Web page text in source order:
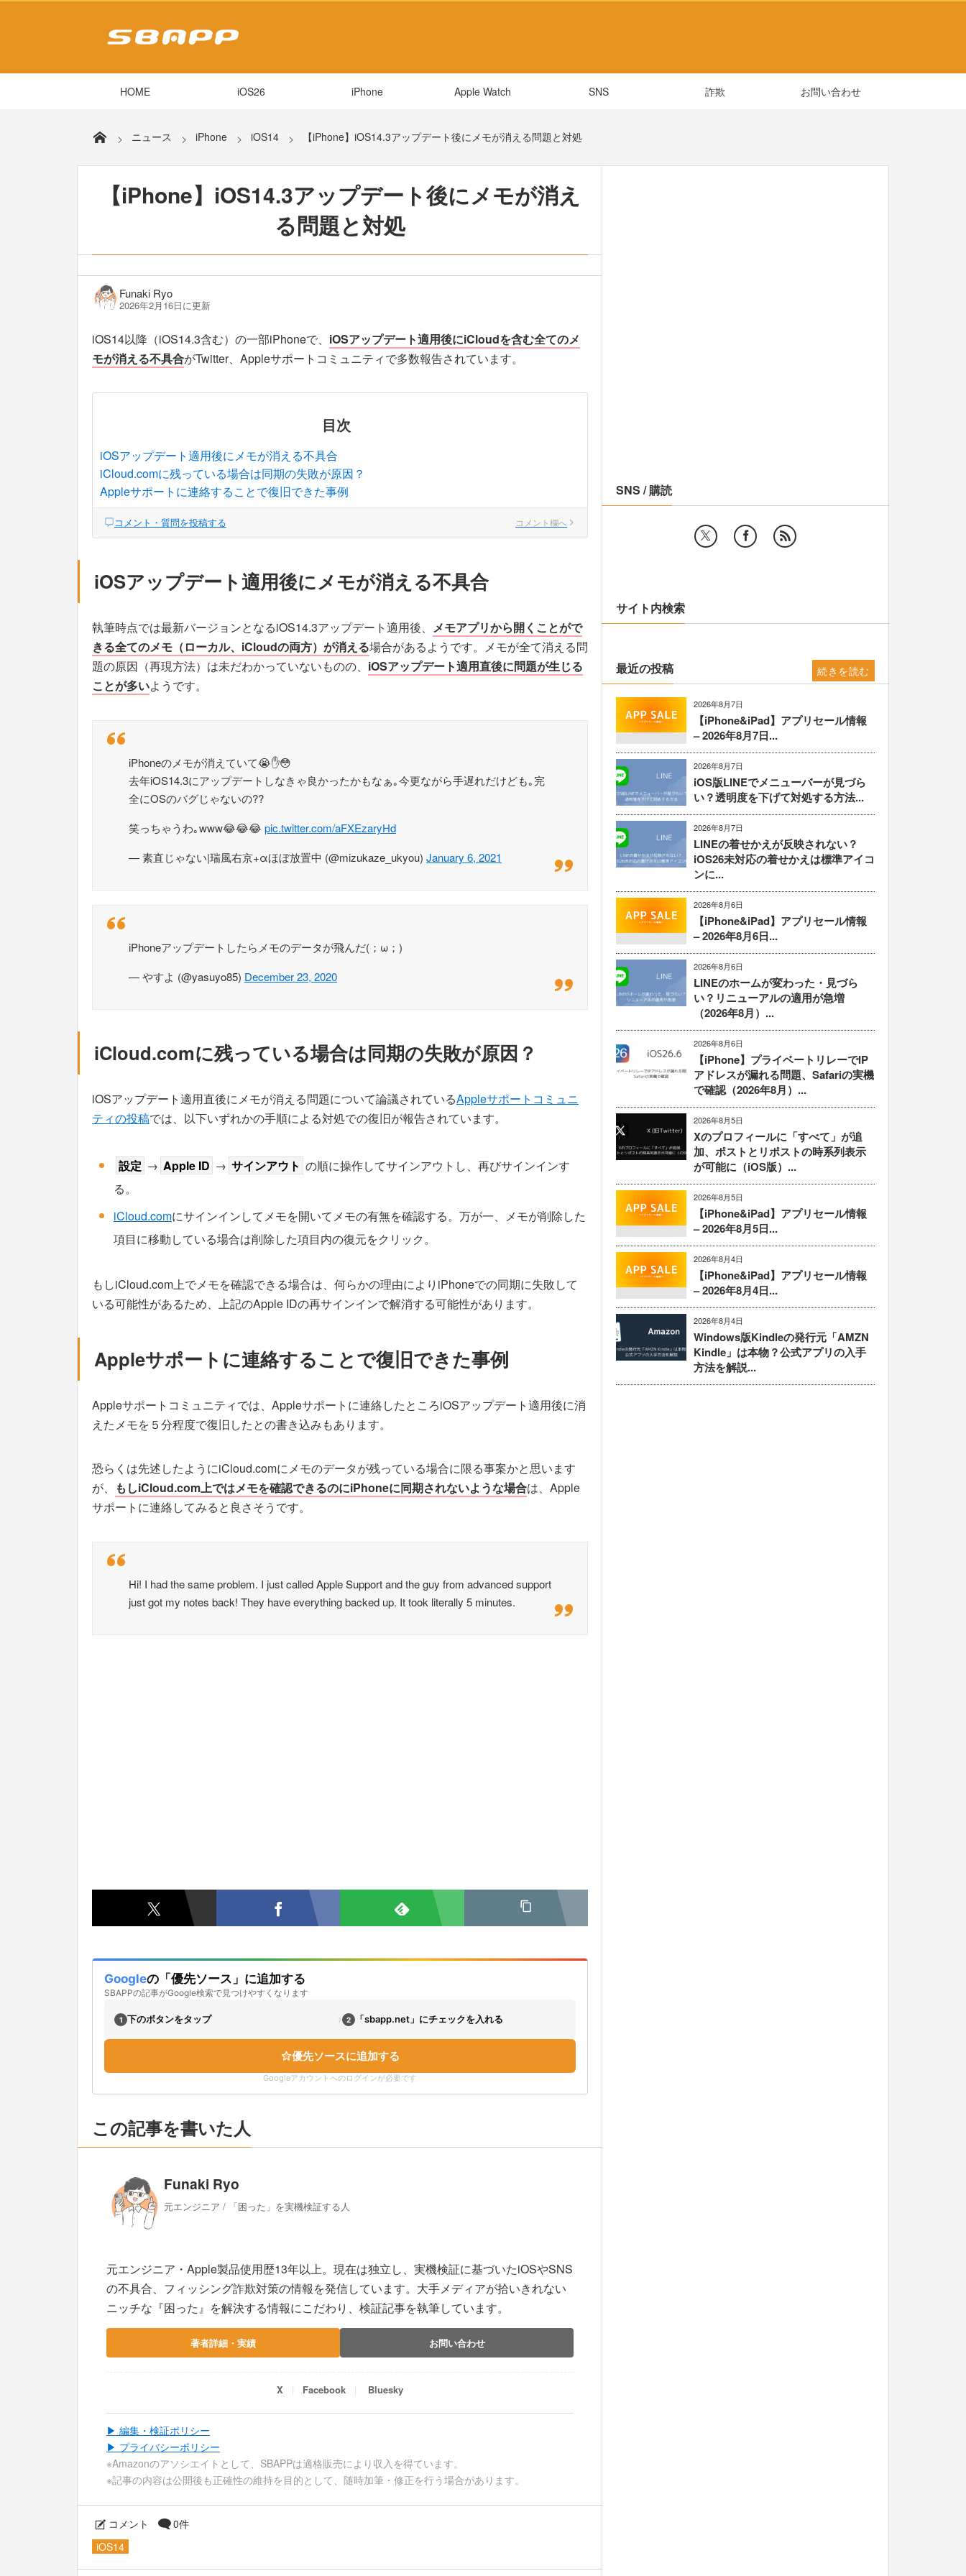
HOME iOS26 iPhone Apple Watch SNS 詐欺 お問い合わせ
ニュース iPhone iOS14 【iPhone】iOS14.3アップデート後にメモが消える問題と対処
【iPhone】iOS14.3アップデート後にメモが消え
る問題と対処
Funaki Ryo
2026年2月16日に更新
iOS14以降（iOS14.3含む）の一部iPhoneで、 iOSアップデート適用後にiCloudを含む全てのメ
モが消える不具合がTwitter、Appleサポートコミュニティで多数報告されています。
目次
iOSアップデート適用後にメモが消える不具合
iCloud.comに残っている場合は同期の失敗が原因？
Appleサポートに連絡することで復旧できた事例
コメント・質問を投稿する コメント欄へ
iOSアップデート適用後にメモが消える不具合
執筆時点では最新バージョンとなるiOS14.3アップデート適用後、 メモアプリから開くことがで
きる全てのメモ（ローカル、iCloudの両方）が消える場合があるようです。メモが全て消える問
題の原因（再現方法）は未だわかっていないものの、 iOSアップデート適用直後に問題が生じる
ことが多いようです。
iPhoneのメモが消えていて😭✋😳
去年iOS14.3にアップデートしなきゃ良かったかもなぁ｡今更ながら手遅れだけども｡完
全にOSのバグじゃないの??
笑っちゃうわ｡www😂😂😂 pic.twitter.com/aFXEzaryHd
— 素直じゃない|瑞風右京+αほぼ放置中 (@mizukaze_ukyou) January 6, 2021
iPhoneアップデートしたらメモのデータが飛んだ(；ω；)
— やすよ (@yasuyo85) December 23, 2020
iCloud.comに残っている場合は同期の失敗が原因？
iOSアップデート適用直後にメモが消える問題について論議されているAppleサポートコミュニ
ティの投稿では、以下いずれかの手順による対処での復旧が報告されています。
設定 → Apple ID → サインアウト の順に操作してサインアウトし、再びサインインす
る。
iCloud.comにサインインしてメモを開いてメモの有無を確認する。万が一、メモが削除した
項目に移動している場合は削除した項目内の復元をクリック。
もしiCloud.com上でメモを確認できる場合は、何らかの理由によりiPhoneでの同期に失敗して
いる可能性があるため、上記のApple IDの再サインインで解消する可能性があります。
Appleサポートに連絡することで復旧できた事例
Appleサポートコミュニティでは、Appleサポートに連絡したところiOSアップデート適用後に消
えたメモを５分程度で復旧したとの書き込みもあります。
恐らくは先述したようにiCloud.comにメモのデータが残っている場合に限る事案かと思います
が、
もしiCloud.com上ではメモを確認できるのにiPhoneに同期されないような場合は、Apple
サポートに連絡してみると良さそうです。
Hi! I had the same problem. I just called Apple Support and the guy from advanced support
just got my notes back! They have everything backed up. It took literally 5 minutes.
Googleの「優先ソース」に追加する
SBAPPの記事がGoogle検索で見つけやすくなります
1 下のボタンをタップ › 2 「sbapp.net」にチェックを入れる
優先ソースに追加する
Googleアカウントへのログインが必要です
この記事を書いた人
Funaki Ryo
元エンジニア / 「困った」を実機検証する人
元エンジニア・Apple製品使用歴13年以上。現在は独立し、実機検証に基づいたiOSやSNS
の不具合、フィッシング詐欺対策の情報を発信しています。大手メディアが拾いきれない
ニッチな『困った』を解決する情報にこだわり、検証記事を執筆しています。
著者詳細・実績 お問い合わせ
X Facebook Bluesky
▶ 編集・検証ポリシー
▶ プライバシーポリシー
※Amazonのアソシエイトとして、SBAPPは適格販売により収入を得ています。
※記事の内容は公開後も正確性の維持を目的として、随時加筆・修正を行う場合があります。
コメント
0件
iOS14
SNS / 購読
サイト内検索
最近の投稿
2026年8月7日
【iPhone&iPad】アプリセール情報
– 2026年8月7日...
2026年8月7日
iOS版LINEでメニューバーが見づら
い？透明度を下げて対処する方法...
2026年8月7日
LINEの着せかえが反映されない？
iOS26未対応の着せかえは標準アイコ
ンに...
2026年8月6日
【iPhone&iPad】アプリセール情報
– 2026年8月6日...
2026年8月6日
LINEのホームが変わった・見づら
い？リニューアルの適用が急増
（2026年8月）...
2026年8月6日
【iPhone】プライベートリレーでIP
アドレスが漏れる問題、Safariの実機
で確認（2026年8月）...
2026年8月5日
Xのプロフィールに「すべて」が追
加、ポストとリポストの時系列表示
が可能に（iOS版）...
2026年8月5日
【iPhone&iPad】アプリセール情報
– 2026年8月5日...
2026年8月4日
【iPhone&iPad】アプリセール情報
– 2026年8月4日...
2026年8月4日
Windows版Kindleの発行元「AMZN
Kindle」は本物？公式アプリの入手
方法を解説...
続きを読む